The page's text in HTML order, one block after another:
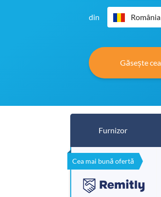
din România
Găsește
Furnizor
Cea mai bună ofertă